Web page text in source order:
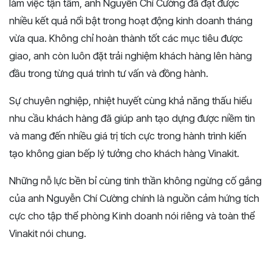
làm việc tận tâm, anh Nguyễn Chí Cường đã đạt được
nhiều kết quả nổi bật trong hoạt động kinh doanh tháng
vừa qua. Không chỉ hoàn thành tốt các mục tiêu được
giao, anh còn luôn đặt trải nghiệm khách hàng lên hàng
đầu trong từng quá trình tư vấn và đồng hành.
Sự chuyên nghiệp, nhiệt huyết cùng khả năng thấu hiểu
nhu cầu khách hàng đã giúp anh tạo dựng được niềm tin
và mang đến nhiều giá trị tích cực trong hành trình kiến
tạo không gian bếp lý tưởng cho khách hàng Vinakit.
Những nỗ lực bền bỉ cùng tinh thần không ngừng cố gắng
của anh Nguyễn Chí Cường chính là nguồn cảm hứng tích
cực cho tập thể phòng Kinh doanh nói riêng và toàn thể
Vinakit nói chung.